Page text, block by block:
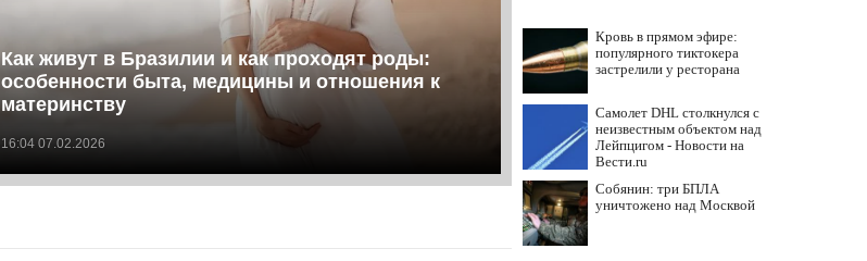
Как живут в Бразилии и как проходят роды:
особенности быта, медицины и отношения к
материнству
16:04 07.02.2026
Кровь в прямом эфире:
популярного тиктокера
застрелили у ресторана
Самолет DHL столкнулся с
неизвестным объектом над
Лейпцигом - Новости на
Вести.ru
Собянин: три БПЛА
уничтожено над Москвой